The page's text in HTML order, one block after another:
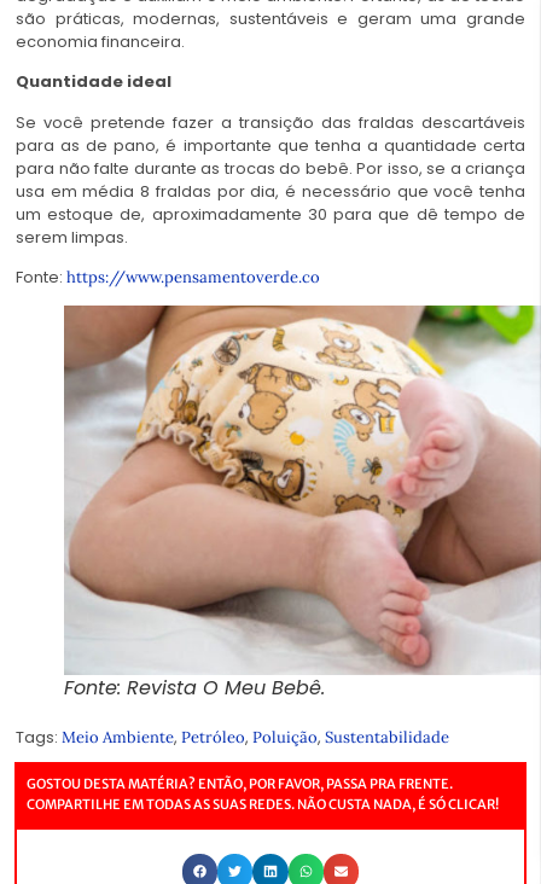
são práticas, modernas, sustentáveis e geram uma grande
economia financeira.
Quantidade ideal
Se você pretende fazer a transição das fraldas descartáveis
para as de pano, é importante que tenha a quantidade certa
para não falte durante as trocas do bebê. Por isso, se a criança
usa em média 8 fraldas por dia, é necessário que você tenha
um estoque de, aproximadamente 30 para que dê tempo de
serem limpas.
Fonte: https://www.pensamentoverde.co
Fonte: Revista O Meu Bebê.
Tags: Meio Ambiente, Petróleo, Poluição, Sustentabilidade
GOSTOU DESTA MATÉRIA? ENTÃO, POR FAVOR, PASSA PRA FRENTE.
COMPARTILHE EM TODAS AS SUAS REDES. NÃO CUSTA NADA, É SÓ CLICAR!